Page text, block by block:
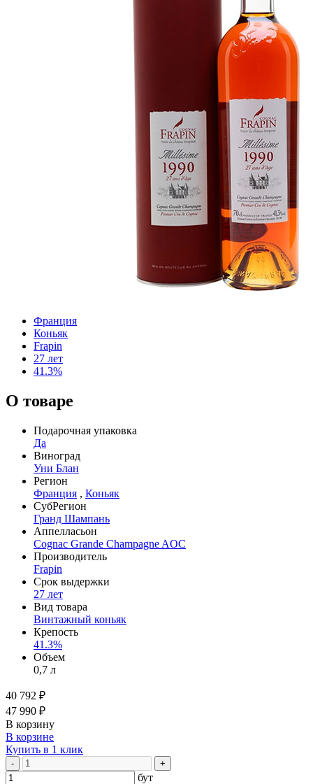
Франция
Коньяк
Frapin
27 лет
41.3%
О товаре
Подарочная упаковка
Да
Виноград
Уни Блан
Регион
Франция , Коньяк
СубРегион
Гранд Шампань
Аппелласьон
Cognac Grande Champagne AOC
Производитель
Frapin
Срок выдержки
27 лет
Вид товара
Винтажный коньяк
Крепость
41.3%
Объем
0,7 л
40 792 ₽
47 990 ₽
В корзину
В корзине
Купить в 1 клик
- +
бут